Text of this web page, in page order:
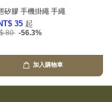
矽膠 手機掛繩 手繩
35 起
80 -56.3%
加入購物車